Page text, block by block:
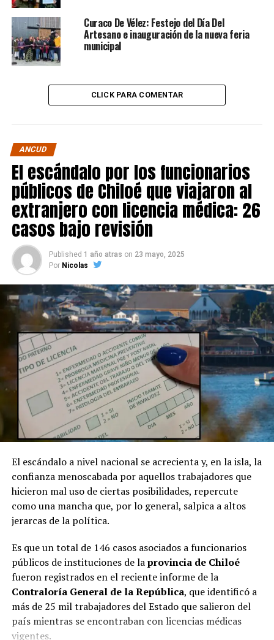
Curaco De Vélez: Festejo del Día Del
Artesano e inauguración de la nueva feria
municipal
CLICK PARA COMENTAR
ANCUD
El escándalo por los funcionarios
públicos de Chiloé que viajaron al
extranjero con licencia médica: 26
casos bajo revisión
Published 1 año atras on 23 mayo, 2025
Por Nicolas
El escándalo a nivel nacional se acrecienta y, en la isla, la
confianza menoscabada por aquellos trabajadores que
hicieron mal uso de ciertas posibilidades, repercute
como una mancha que, por lo general, salpica a altos
jerarcas de la política.
Es que un total de 146 casos asociados a funcionarios
públicos de instituciones de laprovincia de Chiloé
fueron registrados en el reciente informe de la
Contraloría General de la República, que identificó a
más de 25 mil trabajadores del Estado que salieron del
país mientras se encontraban con licencias médicas
vigentes.